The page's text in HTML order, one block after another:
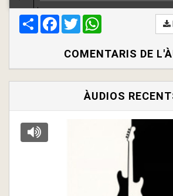
00:00/ 00:00
CompartirFacebook
Twitter
COMENTARIS DE
ÀUDIOS